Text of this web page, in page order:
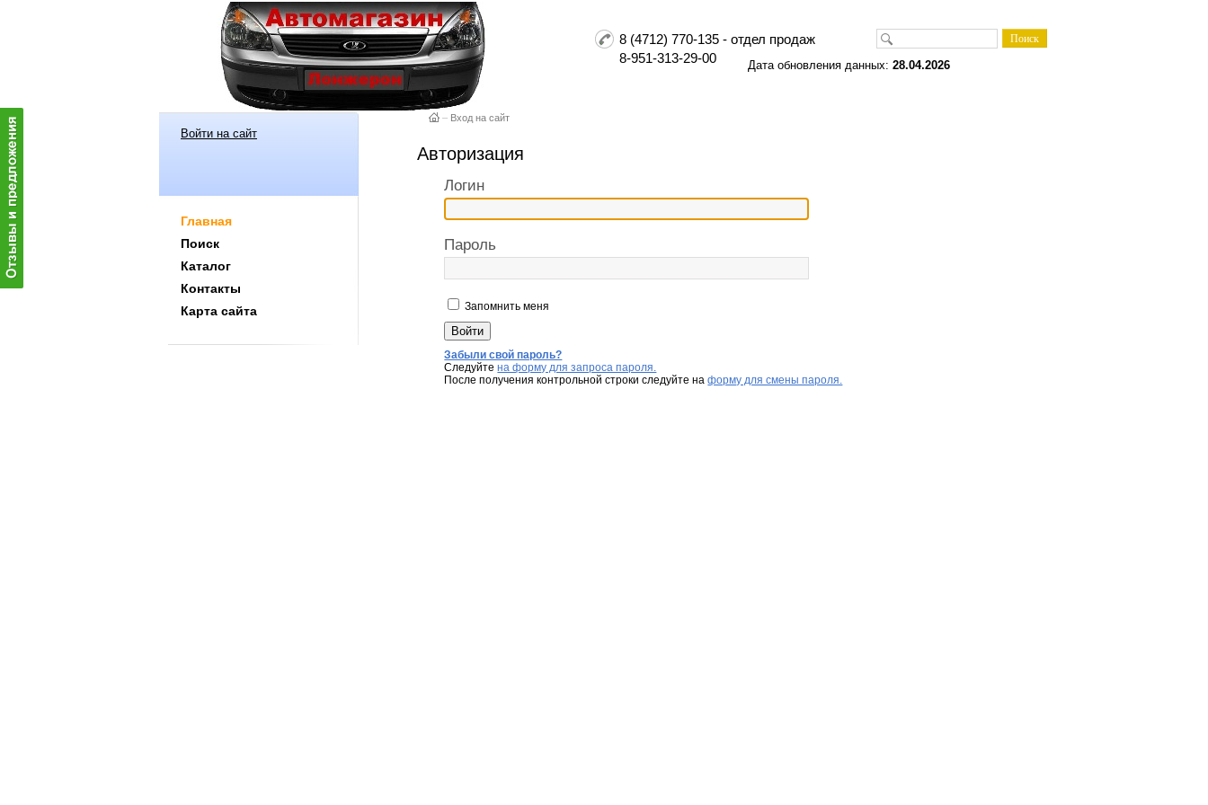
8 (4712) 770-135 - отдел продаж
8-951-313-29-00
Дата обновления данных: 28.04.2026
Войти на сайт
Главная
Поиск
Каталог
Контакты
Карта сайта
– Вход на сайт
Авторизация
Логин
Пароль
Запомнить меня
Забыли свой пароль?
Следуйтена форму для запроса пароля.
После получения контрольной строки следуйте наформу для смены пароля.